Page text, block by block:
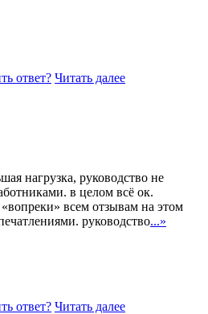
ответ? Читать далее
нагрузка, руководство не
в целом всё ок.
всем отзывам на этом
руководство...»
ответ? Читать далее